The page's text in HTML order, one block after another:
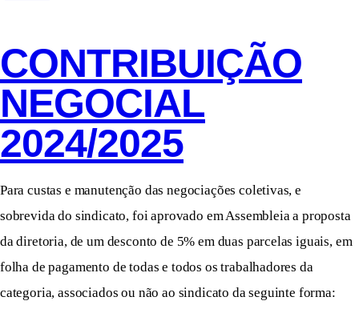
CONTRIBUIÇÃO
NEGOCIAL
2024/2025
Para custas e manutenção das negociações coletivas, e
sobrevida do sindicato, foi aprovado em Assembleia a proposta
da diretoria, de um desconto de 5% em duas parcelas iguais, em
folha de pagamento de todas e todos os trabalhadores da
categoria, associados ou não ao sindicato da seguinte forma: